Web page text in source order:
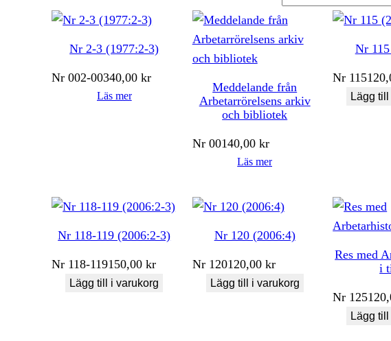
senaste
Nr 2-3 (1977:2-3)
Nr 002-00340,00kr
Läs mer
Meddelande från
Arbetarrörelsens arkiv
och bibliotek
Nr 00140,00 kr
Läs mer
Nr
Nr 115
Lägg
Nr 118-119 (2006:2-3)
Nr 118-119150,00kr
Lägg till i varukorg
Nr 120 (2006:4)
Nr 120120,00 kr
Lägg till i varukorg
Res med
i
Nr 125
Lägg